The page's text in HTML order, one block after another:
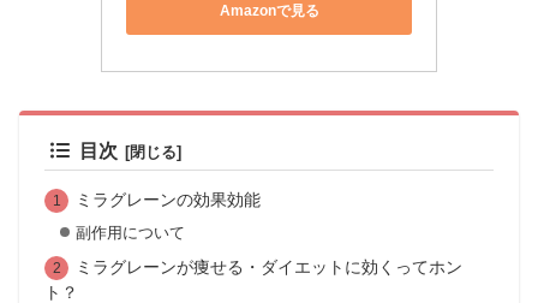
Amazonで見る
目次
ミラグレーンの効果効能
副作用について
ミラグレーンが痩せる・ダイエットに効くってホン
ト？